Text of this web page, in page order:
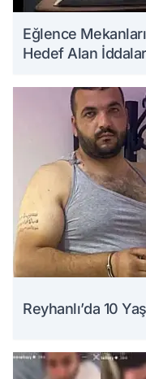
Eğlence
Hedef Alan İddalar
Reyhanlı’da 10